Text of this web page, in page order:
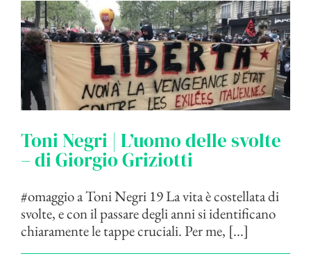
Toni Negri | L’uomo delle svolte
– di Giorgio Griziotti
#omaggio a Toni Negri 19 La vita è costellata di
svolte, e con il passare degli anni si identificano
chiaramente le tappe cruciali. Per me, [...]